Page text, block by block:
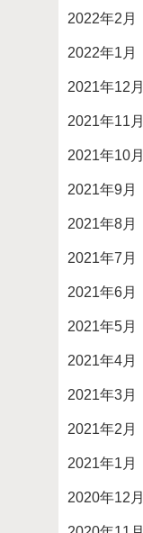
2022年2月
2022年1月
2021年12月
2021年11月
2021年10月
2021年9月
2021年8月
2021年7月
2021年6月
2021年5月
2021年4月
2021年3月
2021年2月
2021年1月
2020年12月